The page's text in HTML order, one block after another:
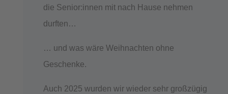
die Senior:innen mit nach Hause nehmen
durften…
… und was wäre Weihnachten ohne
Geschenke.
Auch 2025 wurden wir wieder sehr großzügig